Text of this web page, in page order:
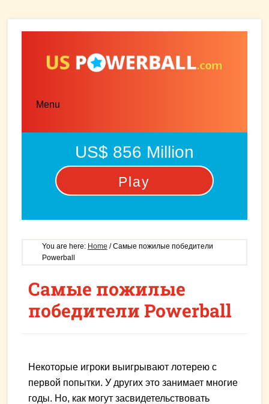
Menu
US$ 856 Million
Play
You are here: Home /Самые пожилые победители
Powerball
Самые пожилые
победители Powerball
Некоторые игроки выигрывают лотерею с
первой попытки. У других это занимает многие
годы. Но, как могут засвидетельствовать